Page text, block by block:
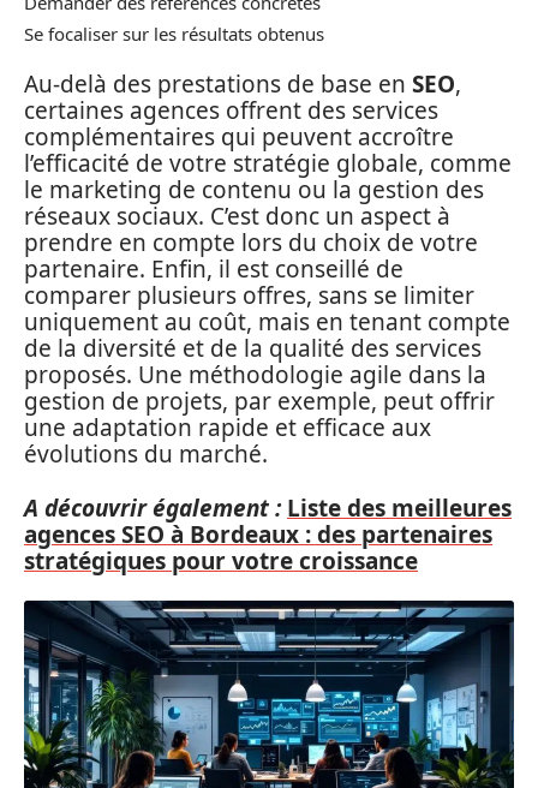
Se focaliser sur les résultats obtenus
Au-delà des prestations de base en SEO,
certaines agences offrent des services
complémentaires qui peuvent accroître
l’efficacité de votre stratégie globale, comme
le marketing de contenu ou la gestion des
réseaux sociaux. C’est donc un aspect à
prendre en compte lors du choix de votre
partenaire. Enfin, il est conseillé de
comparer plusieurs offres, sans se limiter
uniquement au coût, mais en tenant compte
de la diversité et de la qualité des services
proposés. Une méthodologie agile dans la
gestion de projets, par exemple, peut offrir
une adaptation rapide et efficace aux
évolutions du marché.
A découvrir également : Liste des meilleures
agences SEO à Bordeaux : des partenaires
stratégiques pour votre croissance